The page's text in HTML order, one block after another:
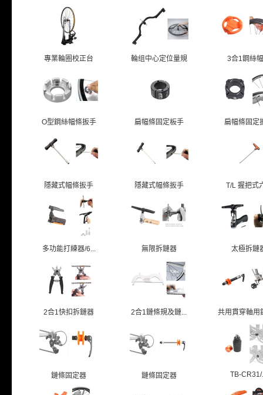
專業輪圈校正台 輪组中心定位量規 3合1鋼絲
O型鋼絲幅條扳手 扁幅條固定板手 扁幅條固定
隱藏式幅條扳手 隱藏式幅條扳手 T/L 握把式
多功能打練器/6... 無限拆鏈器 太極拆鏈
2合1快扣拆鏈器 2合1鏈條規及鏈... 共用貫穿軸用
鏈條固定器 鏈條固定器 TB-CR31/